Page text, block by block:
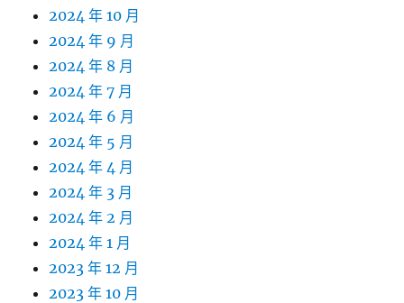
2024 年 10 月
2024 年 9 月
2024 年 8 月
2024 年 7 月
2024 年 6 月
2024 年 5 月
2024 年 4 月
2024 年 3 月
2024 年 2 月
2024 年 1 月
2023 年 12 月
2023 年 10 月